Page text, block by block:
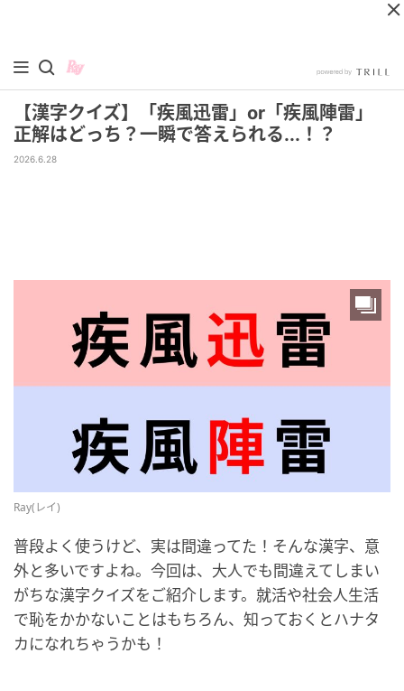
【漢字クイズ】「疾風迅雷」or「疾風陣雷」
正解はどっち？一瞬で答えられる...！？
2026.6.28
Ray(レイ)
普段よく使うけど、実は間違ってた！そんな漢字、意
外と多いですよね。今回は、大人でも間違えてしまい
がちな漢字クイズをご紹介します。就活や社会人生活
で恥をかかないことはもちろん、知っておくとハナタ
カになれちゃうかも！